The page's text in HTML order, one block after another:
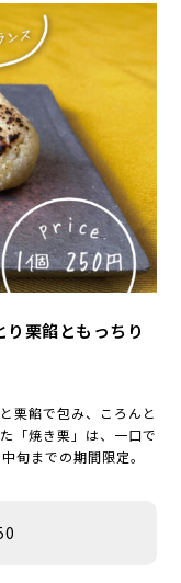
栗餡ともっちり
栗餡で包み、ころんと
「焼き栗」は、一口で
旬までの期間限定。